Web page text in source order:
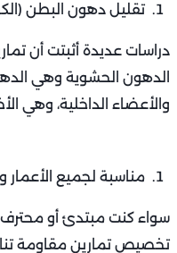
تقليل دهون البطن
دراسات عديدة أثبتت أن
الدهون الحشوية وهي
والأعضاء الداخلية، وهي
مناسبة لجميع الأعمار
سواء كنت مبتدئ أو
تخصيص تمارين مقاومة